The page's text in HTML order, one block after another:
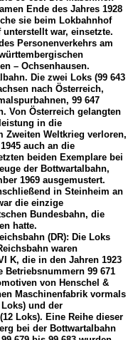
Ende des Jahres 1928
sie beim Lokbahnhof
war, einsetzte.
Personenverkehrs am
– Ochsenhausen.
Die zwei Loks (99 643
nach Österreich,
99 647
Von Österreich gelangten
in die
Zweiten Weltkrieg verloren,
auch an die
beiden Exemplare bei
der Bottwartalbahn,
1969 ausgemustert.
in Steinheim an
die einzige
Bundesbahn, die
hatte.
(DR): Die Loks
waren
K, die in den Jahren 1923
Betriebsnummern 99 671
von Henschel &
Maschinenfabrik vormals
und der
Loks). Eine Reihe dieser
bei der Bottwartalbahn